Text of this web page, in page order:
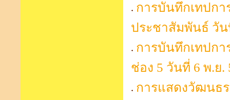
การบันทึกเทปก
ประชาสัมพันธ์ วัน
การบันทึกเทปก
ช่อง 5 วันที่ 6 พ.ย.
การแสดงวัฒนธร